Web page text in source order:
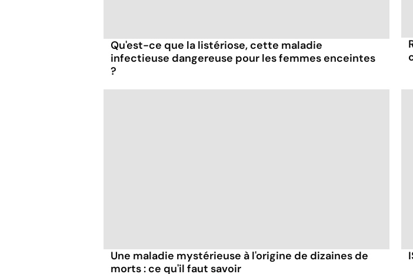
Qu'est-ce que la listériose, cette maladie
infectieuse dangereuse pour les femmes enceintes
?
Une maladie mystérieuse à l'origine de dizaines de
morts : ce qu'il faut savoir